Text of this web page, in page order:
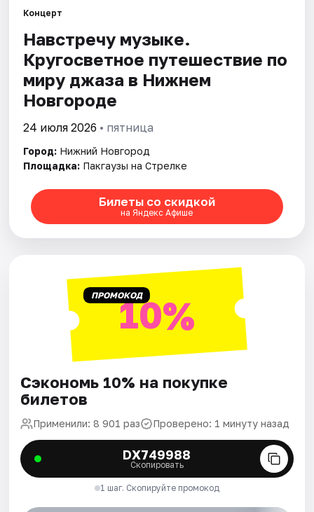
Города
Площадки
Артисты
Рейтинги
Концерт
Навстречу музыке.
Кругосветное путешествие по
миру джаза в Нижнем
Новгороде
24 июля 2026 • пятница
Город: Нижний Новгород
Площадка: Пакгаузы на Стрелке
Билеты со скидкой
на Яндекс Афише
ПРОМОКОД10%
Сэкономь 10% на покупке
билетов
Применили: 8 901 раз Проверено: 1 минуту назад
DX749988
Скопировать
1 шаг. Скопируйте промокод